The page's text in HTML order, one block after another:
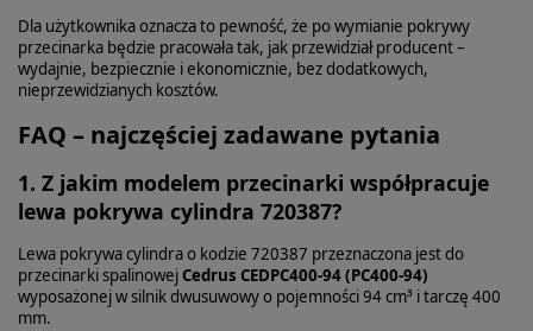
Dla użytkownika oznacza to pewność, że po wymianie pokrywy
przecinarka będzie pracowała tak, jak przewidział producent –
wydajnie, bezpiecznie i ekonomicznie, bez dodatkowych,
nieprzewidzianych kosztów.
FAQ – najczęściej zadawane pytania
1. Z jakim modelem przecinarki współpracuje
lewa pokrywa cylindra 720387?
Lewa pokrywa cylindra o kodzie 720387 przeznaczona jest do
przecinarki spalinowejCedrus CEDPC400-94 (PC400-94)
wyposażonej w silnik dwusuwowy o pojemności 94 cm³ i tarczę 400
mm.